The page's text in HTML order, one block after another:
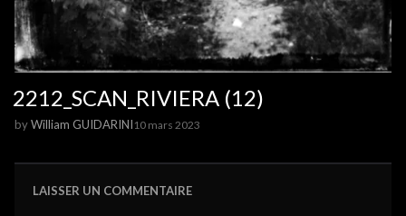
2212_SCAN_RIVIERA (12)
byWilliam GUIDARINI 10 mars 2023
LAISSER UN COMMENTAIRE